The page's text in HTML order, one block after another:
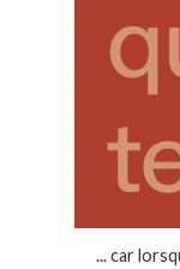
... car